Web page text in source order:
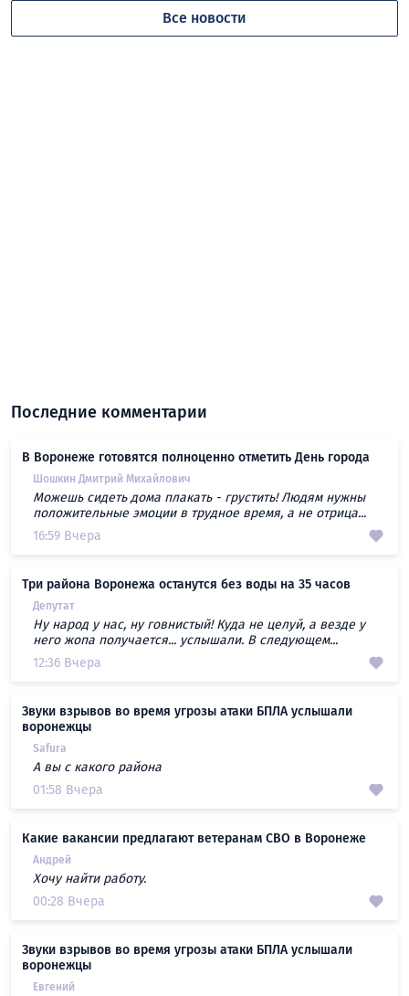
Все новости
Последние комментарии
В Воронеже готовятся полноценно отметить День города
Шошкин Дмитрий Михайлович
Можешь сидеть дома плакать - грустить! Людям нужны
положительные эмоции в трудное время, а не отрица...
16:59 Вчера
Три района Воронежа останутся без воды на 35 часов
Депутат
Ну народ у нас, ну говнистый! Куда не целуй, а везде у
него жопа получается... услышали. В следующем...
12:36 Вчера
Звуки взрывов во время угрозы атаки БПЛА услышали
воронежцы
Safura
А вы с какого района
01:58 Вчера
Какие вакансии предлагают ветеранам СВО в Воронеже
Андрей
Хочу найти работу.
00:28 Вчера
Звуки взрывов во время угрозы атаки БПЛА услышали
воронежцы
Евгений